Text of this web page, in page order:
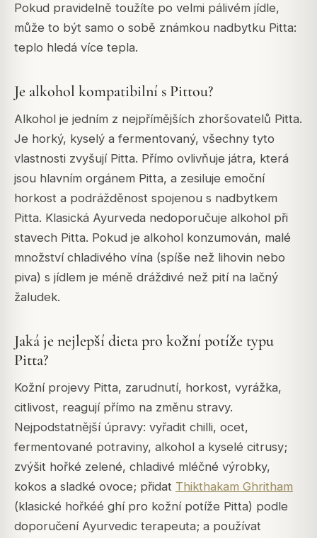
Pokud pravidelně toužíte po velmi pálivém jídle,
může to být samo o sobě známkou nadbytku Pitta:
teplo hledá více tepla.
Je alkohol kompatibilní s Pittou?
Alkohol je jedním z nejpřímějších zhoršovatelů Pitta.
Je horký, kyselý a fermentovaný, všechny tyto
vlastnosti zvyšují Pitta. Přímo ovlivňuje játra, která
jsou hlavním orgánem Pitta, a zesiluje emoční
horkost a podrážděnost spojenou s nadbytkem
Pitta. Klasická Ayurveda nedoporučuje alkohol při
stavech Pitta. Pokud je alkohol konzumován, malé
množství chladivého vína (spíše než lihovin nebo
piva) s jídlem je méně dráždivé než pití na lačný
žaludek.
Jaká je nejlepší dieta pro kožní potíže typu
Pitta?
Kožní projevy Pitta, zarudnutí, horkost, vyrážka,
citlivost, reagují přímo na změnu stravy.
Nejpodstatnější úpravy: vyřadit chilli, ocet,
fermentované potraviny, alkohol a kyselé citrusy;
zvýšit hořké zelené, chladivé mléčné výrobky,
kokos a sladké ovoce; přidat Thikthakam Ghritham
(klasické hořkéé ghí pro kožní potíže Pitta) podle
doporučení Ayurvedic terapeuta; a používat